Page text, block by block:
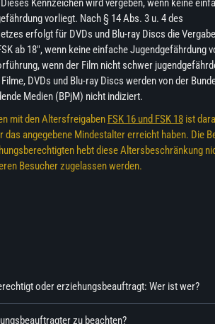
Kennzeichen wird vergeben, wenn keine
vorliegt. Nach § 14 Abs. 3 u. 4 des
erfolgt für DVDs und Blu-ray Discs die
ab 18", wenn keine einfache Jugendgefährdung
wenn der Film nicht schwer
DVDs und Blu-ray Discs werden von der
Medien (BPjM) nicht indiziert.
mit den Altersfreigaben FSK 16 und FSK 18ist
das angegebene Mindestalter erreicht haben. Die
hebt diese Altersbeschränkung
Besucher zugelassen werden.
oder erziehungsbeauftragt: Wer ist wer?
zu beachten?